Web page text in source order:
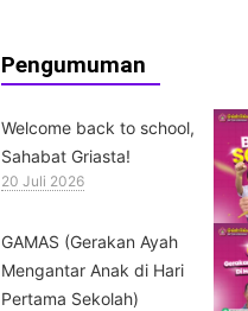
Pengumuman
Welcome back to school,
Sahabat Griasta!
20 Juli 2026
GAMAS (Gerakan Ayah
Mengantar Anak di Hari
Pertama Sekolah)